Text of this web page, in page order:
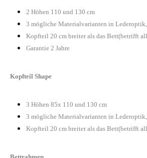
2 Höhen 110 und 130 cm
3 mögliche Materialvarianten in
Kopfteil 20 cm breiter als das Bett(betrifft
Garantie 2 Jahre
Kopfteil Shape
3 Höhen 85x 110 und 130 cm
3 mögliche Materialvarianten in
Kopfteil 20 cm breiter als das Bett(betrifft